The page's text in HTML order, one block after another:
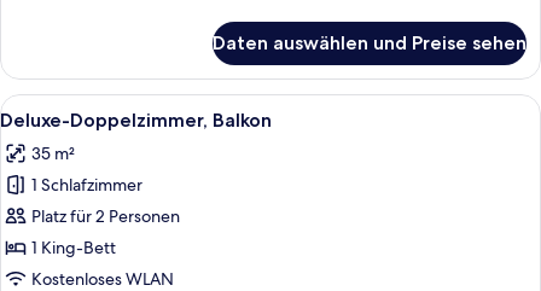
Doppelzimmer,
Balkon
Daten auswählen und Preise sehen
Alle
Fotos
für
Deluxe-
Doppelzimmer,
Balkon
anzeigen
Ein modernes Hotelzimmer mit
8
Deluxe-Doppelzimmer, Balkon
35 m²
1 Schlafzimmer
Platz für 2 Personen
1 King-Bett
Kostenloses WLAN